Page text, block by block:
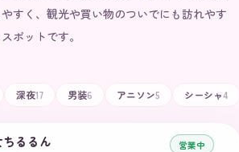
すく、観光や買い物のついでにも訪れやす
ポットです。
深夜17 男装6 アニソン5 シーシャ4
るるん
営業中